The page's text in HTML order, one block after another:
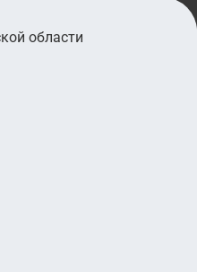
области